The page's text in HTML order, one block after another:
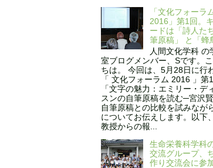
「文化フォーラ
2016」第1回。
ードは「詩人た
筆原稿」 と「蜂
人間文化学科 の
室ブログメンバー、Sです。
ちは。 今回は、5月28日に行
「 文化フォーラム 2016 」第
「文字の魅力：エミリー・デ
スンの自筆原稿を読む─宮沢
自筆原稿との比較を試みなが
についてお伝えします。以下
教授からの報...
生命栄養科学科
交流グループ、
作り交流会に参